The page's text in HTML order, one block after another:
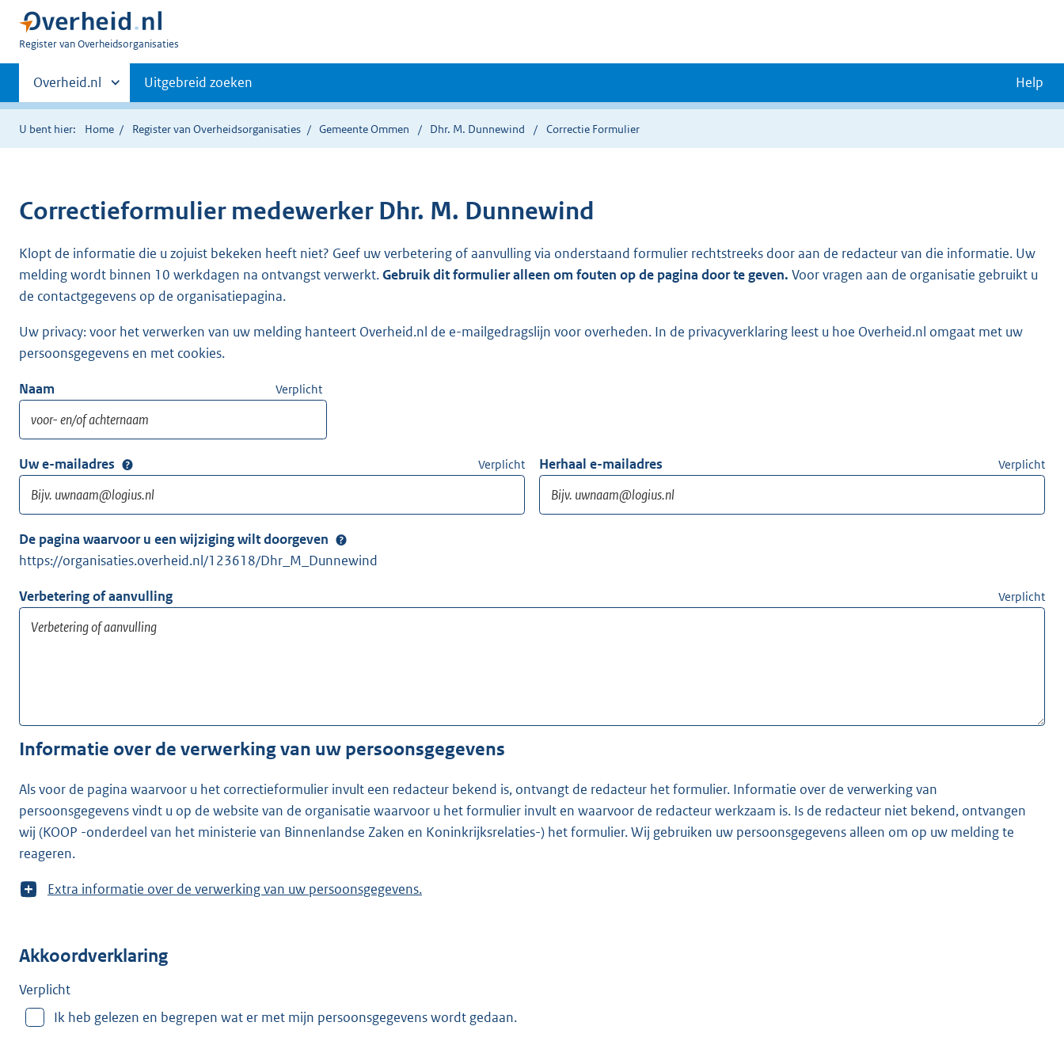
U
Register van Overheidsorganisaties
Primaire
navigatie
Andere
sites
binnen
Overheid.nl Uitgebreid zoeken Help
U bent hier: Home Register van Overheidsorganisaties Gemeente Ommen Dhr. M. Dunnewind Correctie Formulier
Correctieformulier medewerker Dhr. M. Dunnewind
Klopt de informatie die u zojuist bekeken heeft niet? Geef uw verbetering of aanvulling via onderstaand formulier rechtstreeks door aan de redacteur van die informatie. Uw
melding wordt binnen 10 werkdagen na ontvangst verwerkt.Gebruik dit formulier alleen om fouten op de pagina door te geven. Voor vragen aan de organisatie gebruikt u
de contactgegevens op de organisatiepagina.
Uw privacy: voor het verwerken van uw melding hanteert Overheid.nl de e-mailgedragslijn voor overheden. In de privacyverklaring leest u hoe Overheid.nl omgaat met uw
persoonsgegevens en met cookies.
Naam Verplicht
Uw e-mailadres Verplicht Herhaal e-mailadres Verplicht
De pagina waarvoor u een wijziging wilt doorgeven
https://organisaties.overheid.nl/123618/Dhr_M_Dunnewind
Verbetering of aanvulling Verplicht
Informatie over de verwerking van uw persoonsgegevens
Als voor de pagina waarvoor u het correctieformulier invult een redacteur bekend is, ontvangt de redacteur het formulier. Informatie over de verwerking van
persoonsgegevens vindt u op de website van de organisatie waarvoor u het formulier invult en waarvoor de redacteur werkzaam is. Is de redacteur niet bekend, ontvangen
wij (KOOP -onderdeel van het ministerie van Binnenlandse Zaken en Koninkrijksrelaties-) het formulier. Wij gebruiken uw persoonsgegevens alleen om op uw melding te
reageren.
T
m
e
Extra informatie over de verwerking van uw persoonsgegevens.
Akkoordverklaring
Verplicht
Ik heb gelezen en begrepen wat er met mijn persoonsgegevens wordt gedaan.